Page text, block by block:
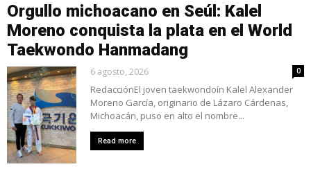
Orgullo michoacano en Seúl: Kalel
Moreno conquista la plata en el World
Taekwondo Hanmadang
6 agosto, 2026 0
RedacciónEl joven taekwondoín Kalel Alexander
Moreno García, originario de Lázaro Cárdenas,
Michoacán, puso en alto el nombre...
Read more